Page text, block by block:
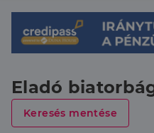
Eladó
Keresés mentése